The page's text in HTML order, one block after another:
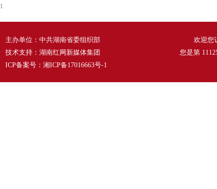
1
主办单位：中共湖南省委组织部
技术支持：湖南红网新媒体集团
ICP备案号： 湘ICP备17016663号-1
欢迎您
您是第